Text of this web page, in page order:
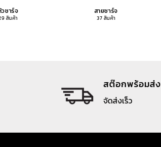
วชาร์จ
สินค้า
สายชาร์จ
37 สินค้า
สต๊อกพร้อมส่ง
จัดส่งเร็ว